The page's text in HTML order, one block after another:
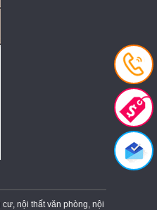
nội thất văn phòng, nội